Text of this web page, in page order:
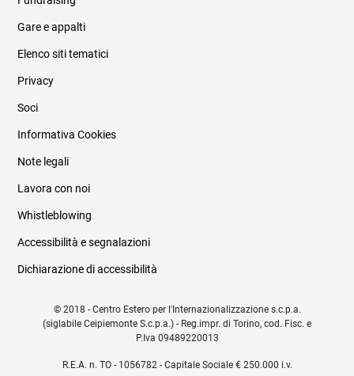
Informazioni legali e trasparenza
Gare e appalti
Elenco siti tematici
Privacy
Soci
Informativa Cookies
Note legali
Lavora con noi
Whistleblowing
Accessibilità e segnalazioni
Dichiarazione di accessibilità
© 2018 - Centro Estero per l'Internazionalizzazione s.c.p.a.
(siglabile Ceipiemonte S.c.p.a.) - Reg.impr. di Torino, cod. Fisc. e
P.Iva 09489220013
R.E.A. n. TO - 1056782 - Capitale Sociale € 250.000 i.v.